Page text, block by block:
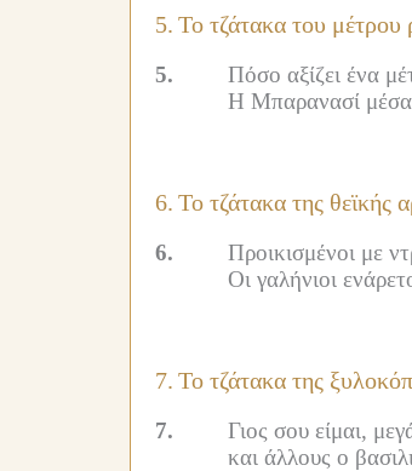
5. Το τζάτακα του μέτρου
5.
Πόσο αξίζει ένα
Η Μπαρανασί μέσα
6. Το τζάτακα της θεϊκής
6.
Προικισμένοι με
Οι γαλήνιοι
7. Το τζάτακα της
7.
Γιος σου είμαι,
και άλλους ο